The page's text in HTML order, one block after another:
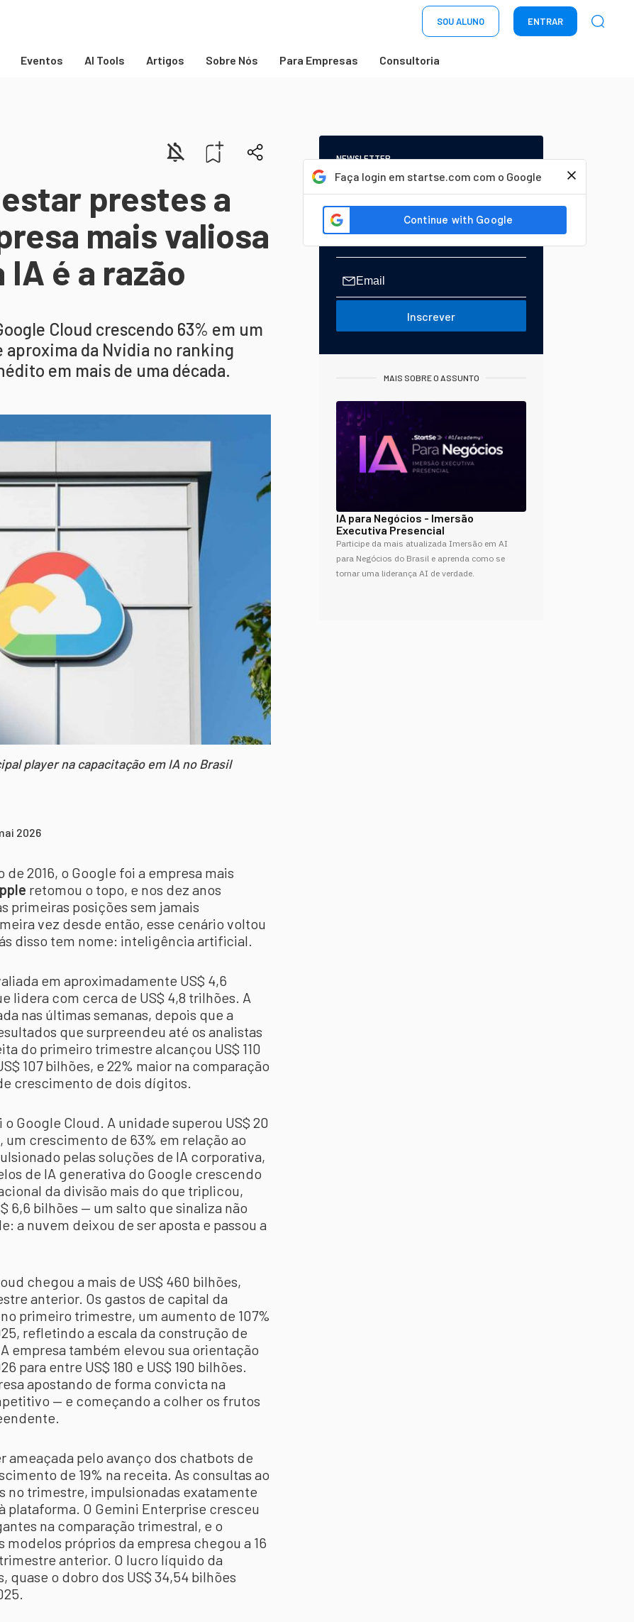
SOU ALUNO ENTRAR
Eventos AI Tools Artigos Sobre Nós Para Empresas Consultoria
Faça login em startse.com com o Google
prestes a
mais valiosa
é a razão
Cloud crescendo 63% em um
da Nvidia no ranking
em mais de uma década.
player na capacitação em IA no Brasil
2026
2016, o Google foi a empresa mais
retomou o topo, e nos dez anos
primeiras posições sem jamais
vez desde então, esse cenário voltou
disso tem nome: inteligência artificial.
em aproximadamente US$ 4,6
lidera com cerca de US$ 4,8 trilhões. A
nas últimas semanas, depois que a
que surpreendeu até os analistas
do primeiro trimestre alcançou US$ 110
107 bilhões, e 22% maior na comparação
crescimento de dois dígitos.
Google Cloud. A unidade superou US$ 20
crescimento de 63% em relação ao
pelas soluções de IA corporativa,
de IA generativa do Google crescendo
da divisão mais do que triplicou,
6,6 bilhões — um salto que sinaliza não
a nuvem deixou de ser aposta e passou a
chegou a mais de US$ 460 bilhões,
anterior. Os gastos de capital da
primeiro trimestre, um aumento de 107%
refletindo a escala da construção de
empresa também elevou sua orientação
para entre US$ 180 e US$ 190 bilhões.
apostando de forma convicta na
— e começando a colher os frutos
ameaçada pelo avanço dos chatbots de
de 19% na receita. As consultas ao
no trimestre, impulsionadas exatamente
plataforma. O Gemini Enterprise cresceu
na comparação trimestral, e o
próprios da empresa chegou a 16
anterior. O lucro líquido da
quase o dobro dos US$ 34,54 bilhões
NEWSLETTER
Start Seu dia:
A Newsletter do AGORA!
Inscrever
MAIS SOBRE O ASSUNTO
IA para Negócios - Imersão
Executiva Presencial
Participe da mais atualizada Imersão em AI
para Negócios do Brasil e aprenda como se
tornar uma liderança AI de verdade.